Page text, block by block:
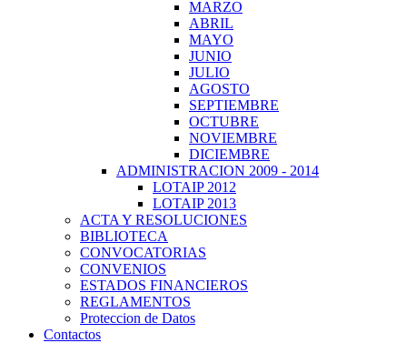
MARZO
ABRIL
MAYO
JUNIO
JULIO
AGOSTO
SEPTIEMBRE
OCTUBRE
NOVIEMBRE
DICIEMBRE
ADMINISTRACION 2009 - 2014
LOTAIP 2012
LOTAIP 2013
ACTA Y RESOLUCIONES
BIBLIOTECA
CONVOCATORIAS
CONVENIOS
ESTADOS FINANCIEROS
REGLAMENTOS
Proteccion de Datos
Contactos